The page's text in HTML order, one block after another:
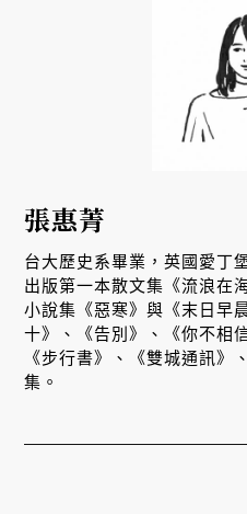
張惠菁
台大歷史系畢業，英國愛丁
出版第一本散文集《流浪在
小說集《惡寒》與《末日早
十》、《告別》、《你不相
《步行書》、《雙城通訊》
集。